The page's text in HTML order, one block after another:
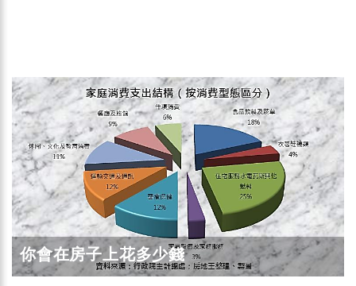
你會在房子上花多少錢